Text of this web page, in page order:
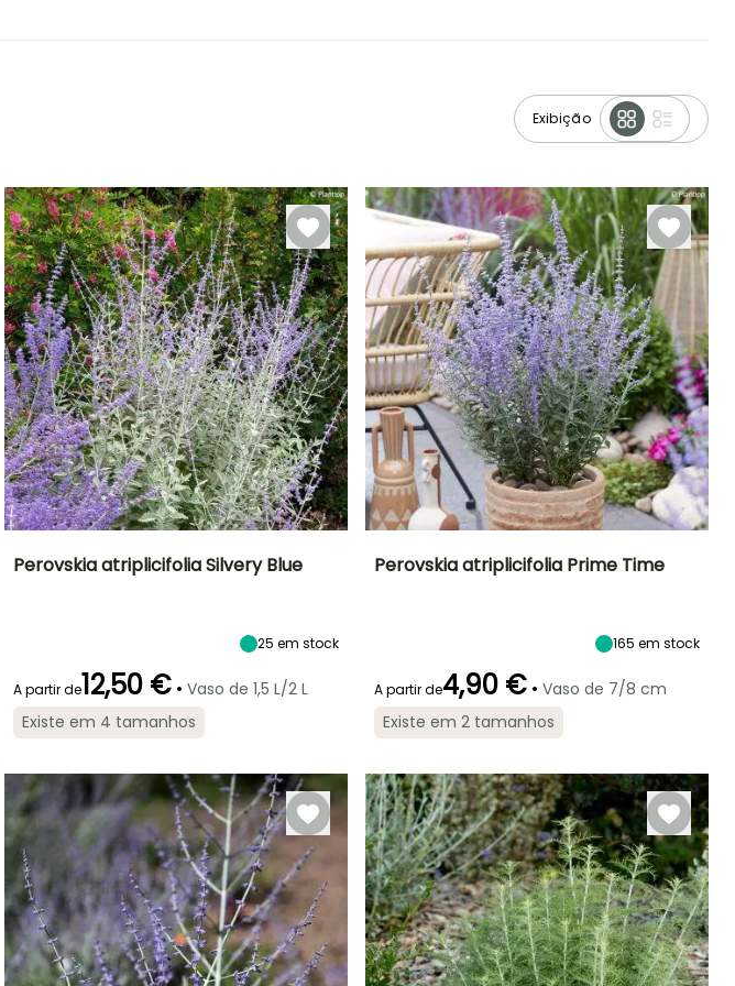
Exibição
Período de floração
Junho à
Outubro
Período razoável de
Março à Maio,
Setembro à
Novembro
Perovskia atriplicifolia Silvery Blue
25 em stock
A partir de12,50 € • Vaso de 1,5 L/2 L
Existe em 4 tamanhos
Período de floração
Junho à
Outubro
Período razoável de
Março à Maio,
Setembro à
Novembro
Perovskia atriplicifolia Prime Time
165 em stock
A partir de4,90 € • Vaso de 7/8 cm
Existe em 2 tamanhos